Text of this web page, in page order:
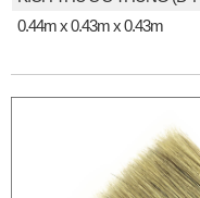
0.44m x 0.43m x 0.43m